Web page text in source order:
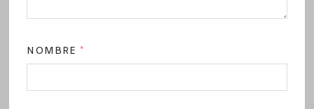
NOMBRE*